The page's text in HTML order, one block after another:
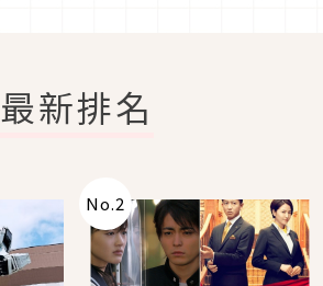
最新排名
No.2